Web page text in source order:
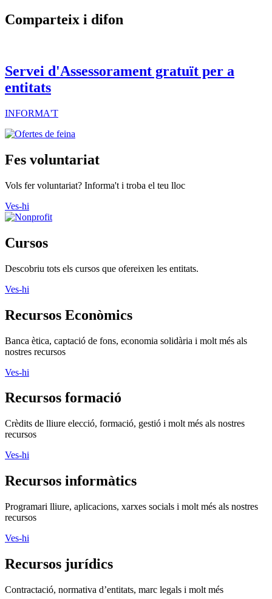
Comparteix i difon
Servei d'Assessorament gratuït per a
entitats
INFORMA'T
Fes voluntariat
Vols fer voluntariat? Informa't i troba el teu lloc
Ves-hi
Cursos
Descobriu tots els cursos que ofereixen les entitats.
Ves-hi
Recursos Econòmics
Banca ètica, captació de fons, economia solidària i molt més als
nostres recursos
Ves-hi
Recursos formació
Crèdits de lliure elecció, formació, gestió i molt més als nostres
recursos
Ves-hi
Recursos informàtics
Programari lliure, aplicacions, xarxes socials i molt més als nostres
recursos
Ves-hi
Recursos jurídics
Contractació, normativa d’entitats, marc legals i molt més